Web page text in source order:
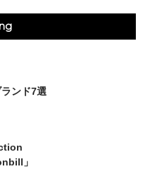
ンド7選
」